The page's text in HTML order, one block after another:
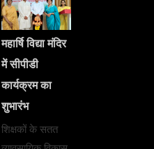
महार्षि विद्या मंदिर
में सीपीडी
कार्यक्रम का
शुभारंभ
शिक्षकों के सतत